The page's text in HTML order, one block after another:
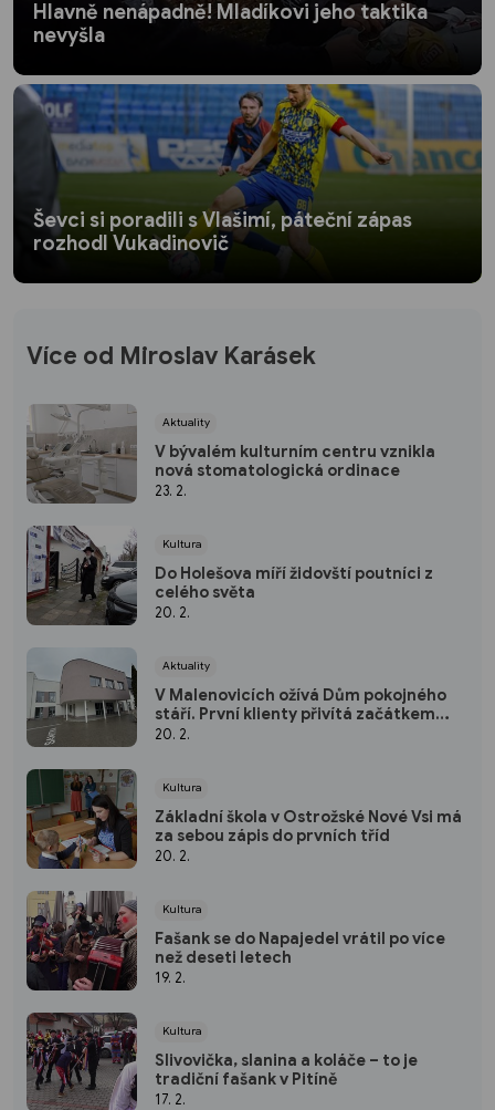
Hlavně nenápadně! Mladíkovi jeho taktika
nevyšla
Ševci si poradili s Vlašimí, páteční zápas
rozhodl Vukadinovič
Více od Miroslav Karásek
Aktuality
V bývalém kulturním centru vznikla
nová stomatologická ordinace
23. 2.
Kultura
Do Holešova míří židovští poutníci z
celého světa
20. 2.
Aktuality
V Malenovicích ožívá Dům pokojného
stáří. První klienty přivítá začátkem
března
20. 2.
Kultura
Základní škola v Ostrožské Nové Vsi má
za sebou zápis do prvních tříd
20. 2.
Kultura
Fašank se do Napajedel vrátil po více
než deseti letech
19. 2.
Kultura
Slivovička, slanina a koláče – to je
tradiční fašank v Pitíně
17. 2.